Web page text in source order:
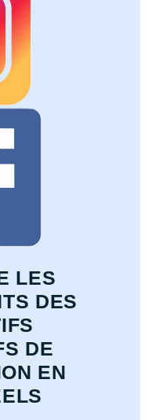
LES
DES
DE
EN